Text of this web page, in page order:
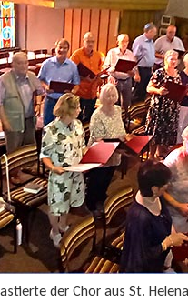
der Chor aus St.